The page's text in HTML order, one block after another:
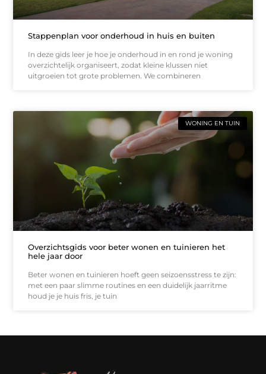
Stappenplan voor onderhoud in huis en buiten
In deze gids leer je hoe je onderhoud in en rond je woning
overzichtelijk organiseert, zodat kleine klussen niet
uitgroeien tot grote problemen. We combineren
WONING EN TUIN
Overzichtsgids voor beter wonen en tuinieren het
hele jaar door
Beter wonen en tuinieren hoeft geen seizoensstress te zijn:
met een paar slimme routines en een duidelijk jaarritme
houd je je huis fris, je tuin